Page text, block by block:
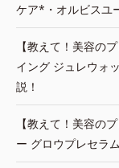
ケア*・オルビスユ
【教えて！美容の
イング ジュレウォ
説！
【教えて！美容の
ー グロウプレセラ